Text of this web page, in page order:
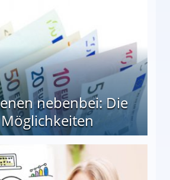
nebenbei: Die